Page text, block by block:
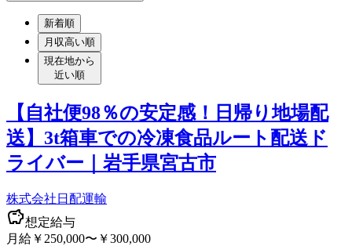
新着順
月収高い順
現在地から
近い順
【自社便98％の安定感！日帰り地場配
送】3t箱車での冷凍食品ルート配送ド
ライバー｜岩手県宮古市
株式会社日配運輸
想定給与
月給￥250,000〜￥300,000